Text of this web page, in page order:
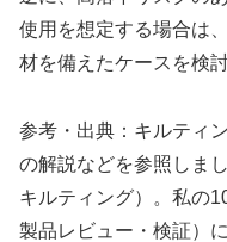
使用を想定する場合は
材を備えたケースを検
参考・出典：キルティ
の解説などを参照しま
キルティング）。私の
製品レビュー・検証）